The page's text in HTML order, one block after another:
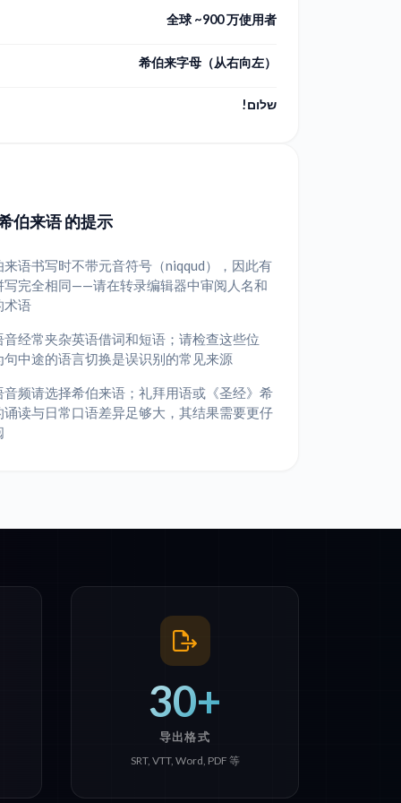
全球 ~900 万使用者
希伯来字母（从右向左）
שלום!
伯来语 的提示
来语书写时不带元音符号（niqqud），因此有
写完全相同——请在转录编辑器中审阅人名和
术语
音经常夹杂英语借词和短语；请检查这些位
句中途的语言切换是误识别的常见来源
音频请选择希伯来语；礼拜用语或《圣经》希
诵读与日常口语差异足够大，其结果需要更仔
30+
导出格式
SRT, VTT, Word, PDF 等